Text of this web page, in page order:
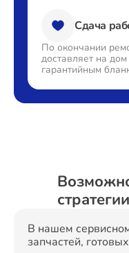
Сдача
По окончании
доставляет на дом
гарантийным
В нашем
запчастей,